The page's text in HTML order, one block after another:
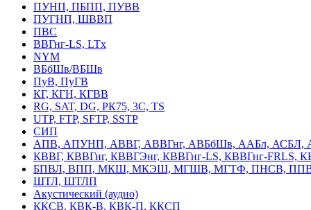
ПУНП, ПБПП, ПУВВ
ПУГНП, ШВВП
ПВС
ВВГнг-LS, LTx
NYM
ВБбШв/ВБШв
ПуВ, ПуГВ
КГ, КГН, КГВВ
RG, SAT, DG, РК75, 3С, TS
UTP, FTP, SFTP, SSTP
СИП
АПВ, АПУНП, АВВГ, АВВГнг, АВБбШв, ААБл, АСБЛ,
КВВГ, КВВГнг, КВВГЭнг, КВВГнг-LS, КВВГнг-FRLS,
БПВЛ, ВПП, МКШ, МКЭШ, МГШВ, МГТФ, ПНСВ,
ШТЛ, ШТЛП
Акустический (аудио)
ККСВ, КВК-В, КВК-П, ККСП